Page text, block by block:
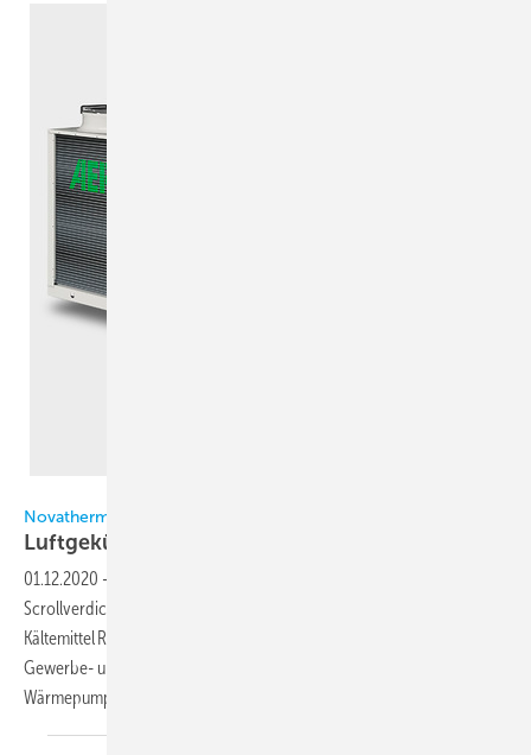
Novatherm
Luftgekühlte Kaltwassersätze für R
01.12.2020 -
Scrollverdichter) von Aermec (Vertrieb Novatherm) arbeiten mit dem
Kältemittel R 32 und eignen sich zum Kühlen und Heizen von Wohn-,
Gewerbe- und Industriekomplexen. Beide Serien gibt es auch als
Wärmepumpe. Die Geräte erreichen eine Kühlleistung